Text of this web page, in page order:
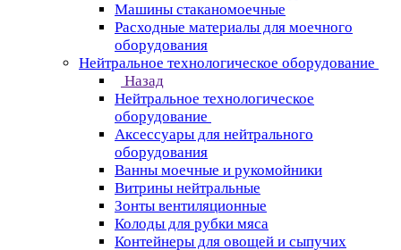
Машины стаканомоечные
Расходные материалы для моечного
оборудования
Нейтральное технологическое оборудование
Назад
Нейтральное технологическое
оборудование
Аксессуары для нейтрального
оборудования
Ванны моечные и рукомойники
Витрины нейтральные
Зонты вентиляционные
Колоды для рубки мяса
Контейнеры для овощей и сыпучих